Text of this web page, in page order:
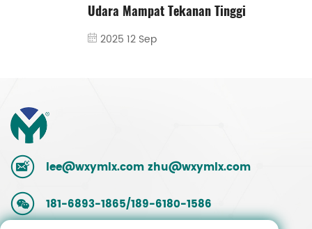
Udara Mampat Tekanan Tinggi
lee@wxymlx.com zhu@wxymlx.com
181-6893-1865/189-6180-1586